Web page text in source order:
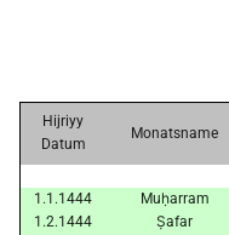
Hijriyy
Datum
Monatsname
1.1.1444 Muḥarram
1.2.1444
Ṣafar